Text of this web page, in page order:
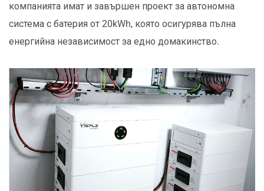
компанията имат и завършен проект за автономна
система с батерия от 20kWh, която осигурява пълна
енергийна независимост за едно домакинство.